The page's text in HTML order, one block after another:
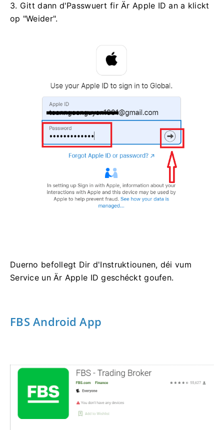
3. Gitt dann d'Passwuert fir Är Apple ID an a klickt
op "Weider".
Duerno befollegt Dir d'Instruktiounen, déi vum
Service un Är Apple ID geschéckt goufen.
FBS Android App